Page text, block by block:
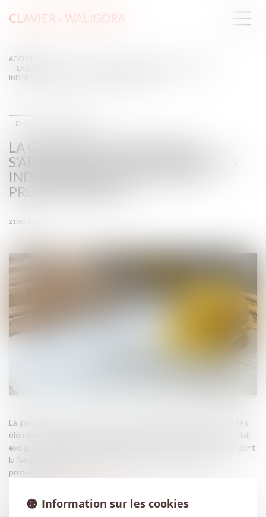
CLAVIER - WALIGORA
ACCUEIL
LA GARANTIE DÉCENNALE NE S’APPLIQUE PAS AUX ÉQUIPEMENTS
INDISPENSABLES À L’ACTIVITÉ PROFESSIONNELLE.
LA GARANTIE DÉCENNALE NE
S’APPLIQUE PAS AUX ÉQUIPEMENTS
INDISPENSABLES À L’ACTIVITÉ
PROFESSIONNELLE.
21/03/2025
Droit de la construction
La garantie décennale couvre, en principe, l’ouvrage ainsi que ses
éléments d’équipement. Cependant, l’article 1792-7 du Code civil
exclut de son champ d’application les éléments d’équipement dont
la fonction est indispensable à l’exercice d’une activité
professionnelle...
Information sur les cookies